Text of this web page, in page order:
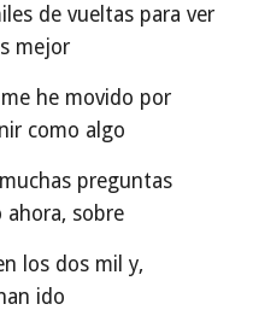
de vueltas para ver
mejor
he movido por
como algo
preguntas
ahora, sobre
los dos mil y,
ido